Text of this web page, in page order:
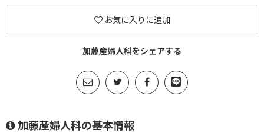
お気に入りに追加
加藤産婦人科をシェアする
加藤産婦人科の基本情報